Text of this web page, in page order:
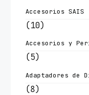
Accesorios SAIS
(10)
Accesorios y
(5)
Adaptadores de
(8)